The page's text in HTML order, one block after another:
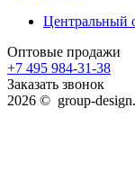
Центральный
Оптовые продажи
+7 495 984-31-38
Заказать звонок
2026 © group-